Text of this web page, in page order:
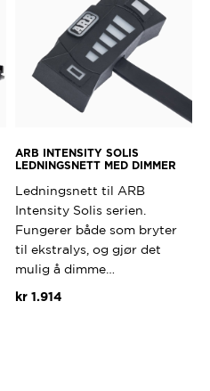
ARB INTENSITY SOLIS
LEDNINGSNETT MED DIMMER
Ledningsnett til ARB
Intensity Solis serien.
Fungerer både som bryter
til ekstralys, og gjør det
mulig å dimme…
kr 1.914